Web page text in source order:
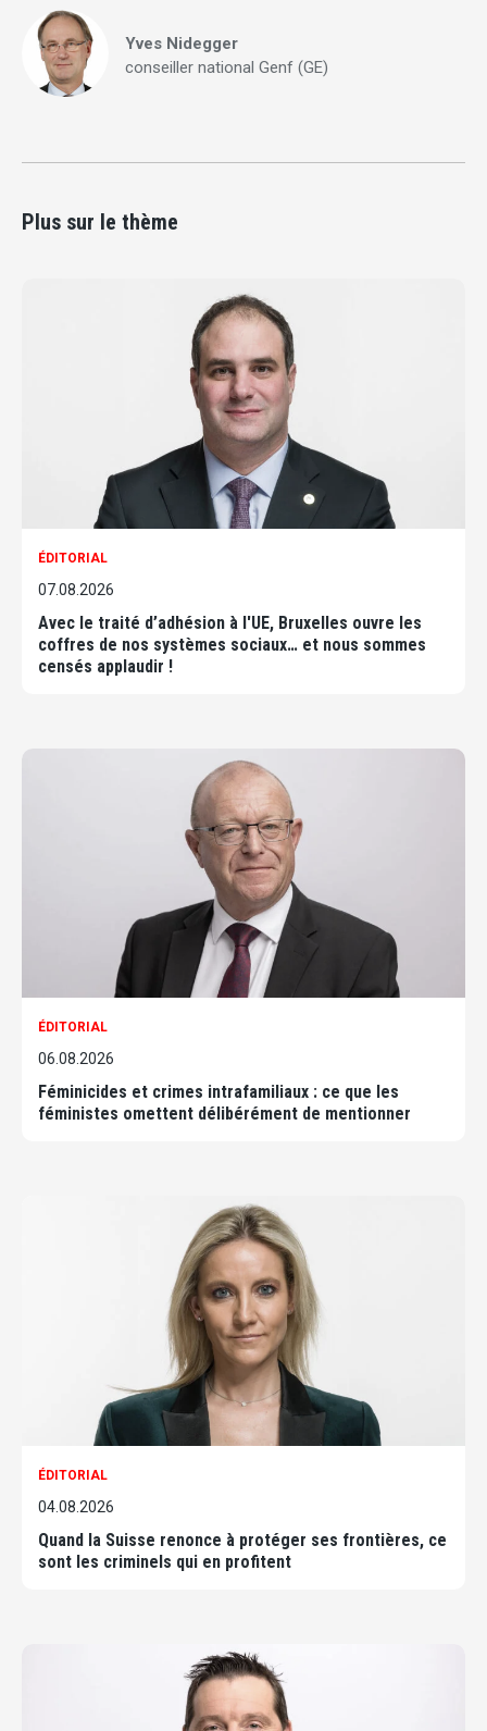
Yves Nidegger
conseiller national Genf (GE)
Plus sur le thème
ÉDITORIAL
07.08.2026
Avec le traité d’adhésion à l'UE, Bruxelles ouvre les
coffres de nos systèmes sociaux… et nous sommes
censés applaudir !
ÉDITORIAL
06.08.2026
Féminicides et crimes intrafamiliaux : ce que les
féministes omettent délibérément de mentionner
ÉDITORIAL
04.08.2026
Quand la Suisse renonce à protéger ses frontières, ce
sont les criminels qui en profitent